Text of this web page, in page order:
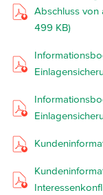
AGB und
1.018 KB)
AGB und
999 KB)
Abschluss von
499 KB)